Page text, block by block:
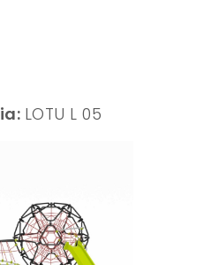
LOTU L 05